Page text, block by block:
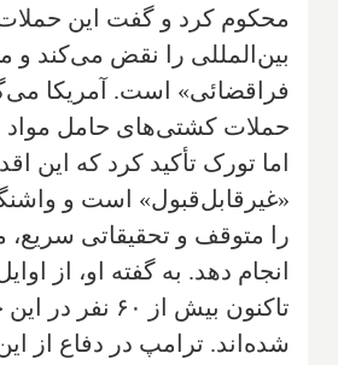
محکوم کرد و گفت این حملات
بین‌المللی را نقض می‌کند و
فراقضائی» است. آمریکا
حملات کشتی‌های حامل مواد
اما تورک تأکید کرد که این
«غیرقابل‌قبول» است و
را متوقف و تحقیقاتی
انجام دهد. به گفته او، از
تاکنون بیش از ۶۰
شده‌اند. ترامپ در دفاع از